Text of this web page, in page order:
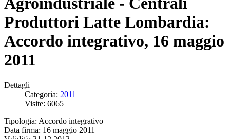
Produttori Latte Lombardia:
Accordo integrativo, 16 maggio
2011
Dettagli
Categoria: 2011
Visite: 6065
Tipologia: Accordo integrativo
Data firma: 16 maggio 2011